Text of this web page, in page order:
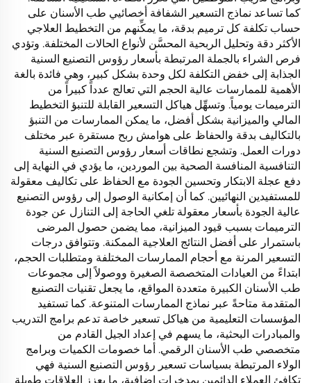
كما تساعد نماذج التسعير الشفافة أخصائيي طب الأسنان على
حساب تكلفة كل ترميم بدقة، ما يمكِّنهم من التخطيط العلاجي
الأكثر دقة وتحليل الربحية المحسَّن لأنواع الحالات المختلفة. وتؤدي
فرص الشراء بالجملة المرتبطة بأسعار رؤوس التصنيع السنية
الجذابة إلى خفض التكلفة لكل وحدة بشكل كبير، وهي فائدة بالغة
الأهمية للممارسات عالية الحجم التي تعالج عدداً كبيراً من
الترميمات يومياً. وتسهِّل هياكل التسعير القابلة للتنبؤ التخطيط
المالي والميزانية بشكل أفضل، ما يمكن الممارسات من التنبؤ
بالتكاليف بدقة والحفاظ على هوامش ربح مستقرة عبر مختلف
دورات العمل. وتشجع نطاقات أسعار رؤوس التصنيع السنية
التنافسية المنافسة الصحية بين الموردين، ما يؤدي في النهاية إلى
دفع عجلة الابتكار وتحسين الجودة مع الحفاظ على تكاليف معقولة
للمستفيدين النهائيين. كما أن إمكانية الوصول إلى رؤوس التصنيع
عالية الجودة بأسعار معقولة تلغي الحاجة إلى التنازل عن جودة
الترميمات بسبب قيود الميزانية، مما يضمن حصول المرضى
باستمرار على أفضل النتائج العلاجية الممكنة. وتتوافق درجات
التسعير المرنة مع أحجام الممارسات المختلفة ومتطلبات الحجم،
ابتداءً من العيادات المتخصصة الصغيرة ووصولاً إلى مجموعات
طب الأسنان الكبيرة متعددة المواقع، ما يجعل تقنيات التصنيع
المتقدمة متاحةً عبر نماذج الممارسات المتنوعة. كما تستفيد
المؤسسات التعليمية من هياكل تسعير خاصة تدعم برامج التدريب
والمبادرات البحثية، ما يسهم في إعداد الجيل القادم من
متخصصي طب الأسنان الرقمي. أما خصومات الكميات وبرامج
الولاء المرتبطة بسياسات تسعير رؤوس التصنيع السنية فهي
تكافئ العملاء الدائمين بمدخرات إضافية، ما يعزز العلاقات طويلة